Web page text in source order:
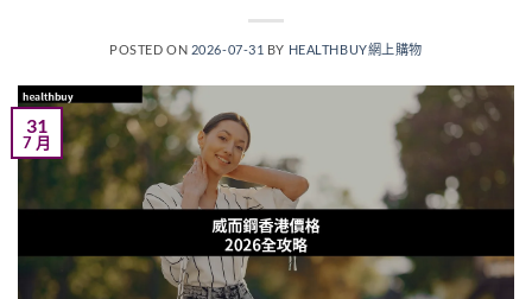
POSTED ON 2026-07-31 BY HEALTHBUY網上購物
31
7 月